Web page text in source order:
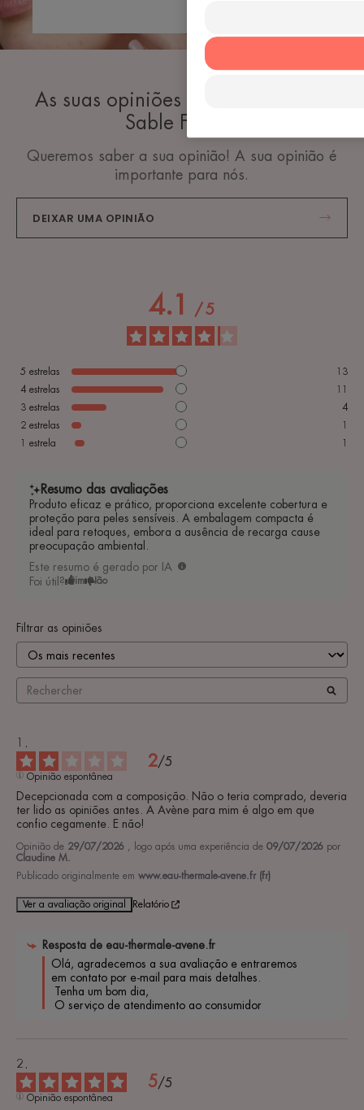
As suas opiniões sobre Compacto
Sable FPS 50
Queremos saber a sua opinião! A sua opinião é
importante para nós.
DEIXAR UMA OPINIÃO
4.1 / 5
5 estrelas
13
4 estrelas
3 estrelas
4
2 estrelas
estrela
Resumo das avaliações
Produto eficaz e prático, proporciona excelente cobertura e
proteção para peles sensíveis. A embalagem compacta é
ideal para retoques, embora a ausência de recarga cause
preocupação ambiental.
Este resumo é gerado por IA
Foi útil?
Sim Não
Filtrar as opiniões
2/5
Opinião espontânea
Decepcionada com a composição. Não o teria comprado, deveria
ter lido as opiniões antes. A Avène para mim é algo em que
confio cegamente. E não!
Opinião de 29/07/2026 , logo após uma experiência de 09/07/2026 por
Claudine M.
Publicado originalmente em www.eau-thermale-avene.fr (fr)
Ver a avaliação original Relatório
Resposta de eau-thermale-avene.fr
Olá, agradecemos a sua avaliação e entraremos
em contato por e-mail para mais detalhes.
O serviço de atendimento ao consumidor
5/5
Opinião espontânea